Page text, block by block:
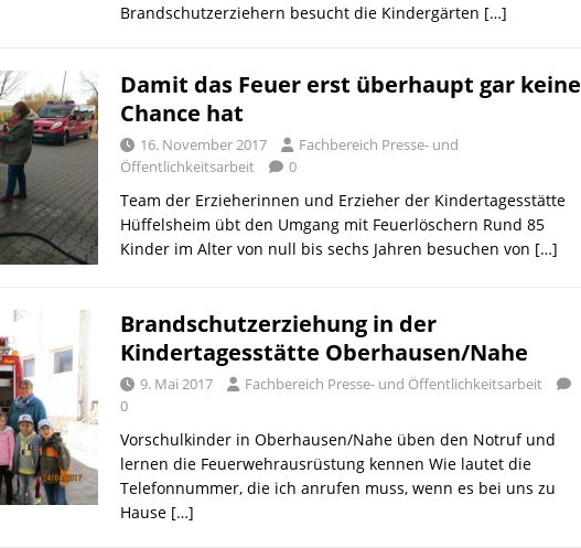
Brandschutzerziehern besucht die Kindergärten […]
Damit das Feuer erst überhaupt gar keine
Chance hat
16. November 2017
Fachbereich Presse- und
Öffentlichkeitsarbeit
0
Team der Erzieherinnen und Erzieher der Kindertagesstätte
Hüffelsheim übt den Umgang mit Feuerlöschern Rund 85
Kinder im Alter von null bis sechs Jahren besuchen von […]
Brandschutzerziehung in der
Kindertagesstätte Oberhausen/Nahe
9. Mai 2017
Fachbereich Presse- und Öffentlichkeitsarbeit
0
Vorschulkinder in Oberhausen/Nahe üben den Notruf und
lernen die Feuerwehrausrüstung kennen Wie lautet die
Telefonnummer, die ich anrufen muss, wenn es bei uns zu
Hause […]